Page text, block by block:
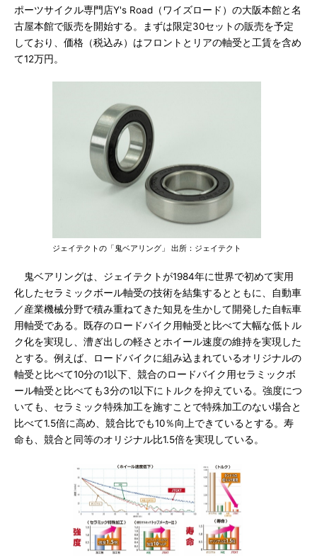
ポーツサイクル専門店Y's Road（ワイズロード）の大阪本館と名
古屋本館で販売を開始する。まずは限定30セットの販売を予定
しており、価格（税込み）はフロントとリアの軸受と工賃を含め
て12万円。
ジェイテクトの「鬼ベアリング」 出所：ジェイテクト
鬼ベアリングは、ジェイテクトが1984年に世界で初めて実用
化したセラミックボール軸受の技術を結集するとともに、自動車
／産業機械分野で積み重ねてきた知見を生かして開発した自転車
用軸受である。既存のロードバイク用軸受と比べて大幅な低トル
ク化を実現し、漕ぎ出しの軽さとホイール速度の維持を実現した
とする。例えば、ロードバイクに組み込まれているオリジナルの
軸受と比べて10分の1以下、競合のロードバイク用セラミックボ
ール軸受と比べても3分の1以下にトルクを抑えている。強度につ
いても、セラミック特殊加工を施すことで特殊加工のない場合と
比べて1.5倍に高め、競合比でも10％向上できているとする。寿
命も、競合と同等のオリジナル比1.5倍を実現している。